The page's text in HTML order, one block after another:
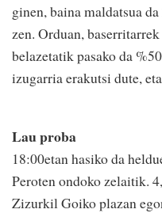
ginen, baina maldatsua
zen. Orduan,
belazetatik pasako da
izugarria erakutsi dute,
Lau proba
18:00etan hasiko da
Peroten ondoko zelaitik.
Zizurkil Goiko plazan